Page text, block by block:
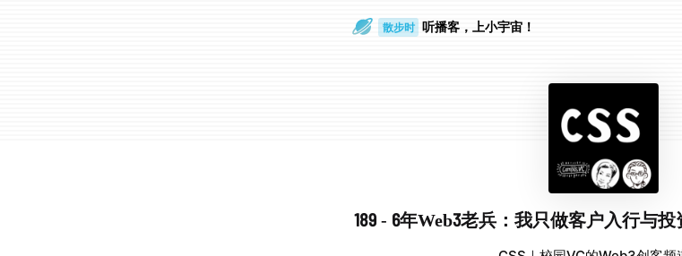
散步时 听播客，上小宇宙！
189 - 6年Web3老兵：我只做客户入行与